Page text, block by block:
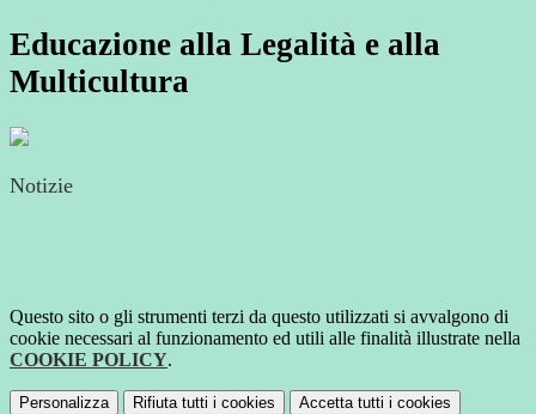
Educazione alla Legalità e alla
Multicultura
Notizie
Questo sito o gli strumenti terzi da questo utilizzati si avvalgono di
cookie necessari al funzionamento ed utili alle finalità illustrate nella
COOKIE POLICY.
Personalizza Rifiuta tutti i cookies Accetta tutti i cookies